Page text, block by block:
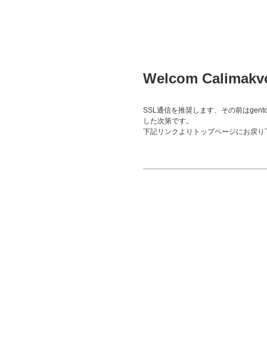
Welcom
SSL通信を推奨します、その前は
した次第です。
下記リンクよりトップページにお戻り